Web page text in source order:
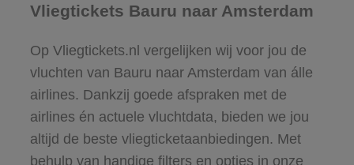
Vliegtickets Bauru naar Amsterdam
Op Vliegtickets.nl vergelijken wij voor jou de
vluchten van Bauru naar Amsterdam van álle
airlines. Dankzij goede afspraken met de
airlines én actuele vluchtdata, bieden we jou
altijd de beste vliegticketaanbiedingen. Met
behulp van handige filters en opties in onze